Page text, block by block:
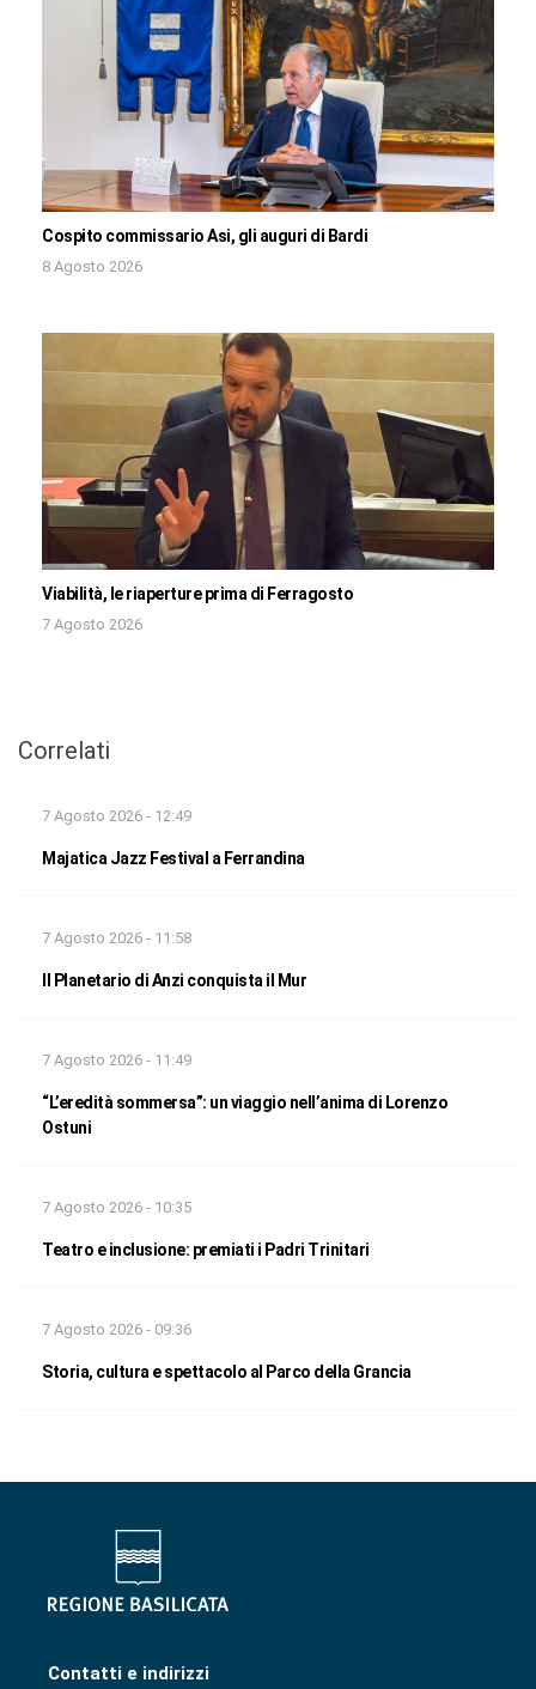
Cospito commissario Asi, gli auguri di Bardi
8 Agosto 2026
Viabilità, le riaperture prima di Ferragosto
7 Agosto 2026
Correlati
7 Agosto 2026 - 12:49
Majatica Jazz Festival a Ferrandina
7 Agosto 2026 - 11:58
Il Planetario di Anzi conquista il Mur
7 Agosto 2026 - 11:49
“L’eredità sommersa”: un viaggio nell’anima di Lorenzo
Ostuni
7 Agosto 2026 - 10:35
Teatro e inclusione: premiati i Padri Trinitari
7 Agosto 2026 - 09:36
Storia, cultura e spettacolo al Parco della Grancia
Contatti e indirizzi